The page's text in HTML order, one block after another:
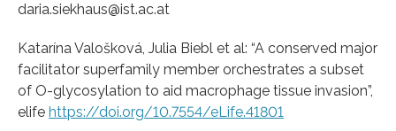
daria.siekhaus@ist.ac.at
Katarína Valošková, Julia Biebl et al: “A conserved major
facilitator superfamily member orchestrates a subset
of O-glycosylation to aid macrophage tissue invasion”,
elife https://doi.org/10.7554/eLife.41801